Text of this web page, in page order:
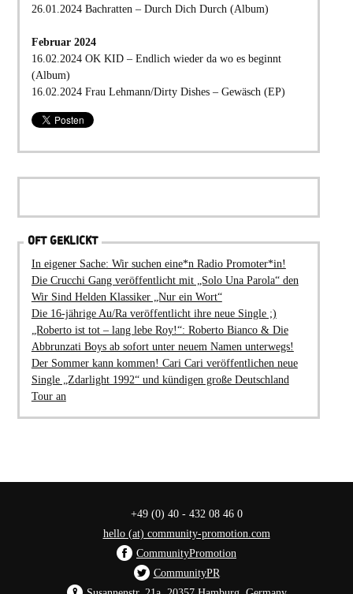
26.01.2024 Bachratten – Durch Dich Durch (Album)
Februar 2024
16.02.2024 OK KID – Endlich wieder da wo es beginnt
(Album)
16.02.2024 Frau Lehmann/Dirty Dishes – Gewäsch (EP)
OFT GEKLICKT
In eigener Sache: Wir suchen eine*n Radio Promoter*in!
Die Crucchi Gang veröffentlicht mit „Solo Una Parola“ den
Wir Sind Helden Klassiker „Nur ein Wort“
Die 16-jährige Au/Ra veröffentlicht ihre neue Single ;)
„Roberto ist tot – lang lebe Roy!“: Roberto Bianco & Die
Abbrunzati Boys ab sofort unter neuem Namen unterwegs!
Der Sommer kann kommen! Cari Cari veröffentlichen neue
Single „Zdarlight 1992“ und kündigen große Deutschland
Tour an
+49 (0) 40 - 432 08 46 0
hello (at) community-promotion.com
CommunityPromotion
CommunityPR